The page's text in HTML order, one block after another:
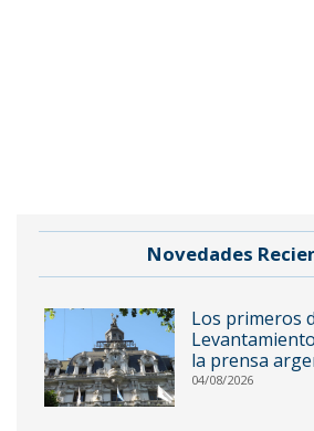
Novedades
Los primeros
la prensa
04/08/2026